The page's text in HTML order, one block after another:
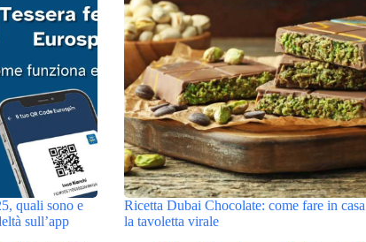
quali sono e
sull’app
Ricetta Dubai Chocolate: come fare in casa
la tavoletta virale